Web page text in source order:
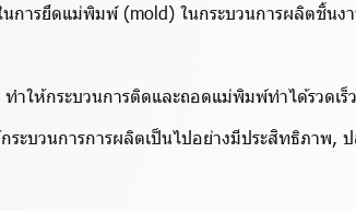
ารยึดแม่พิมพ์ (mold) ในกระบวนการผลิตชิ้น
ำให้กระบวนการติดและถอดแม่พิมพ์ทำได้รวดเ
ะบวนการการผลิตเป็นไปอย่างมีประสิทธิภาพ,